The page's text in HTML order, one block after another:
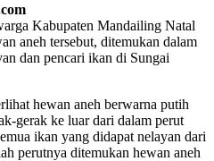
Kabupaten Mandailing Natal
aneh tersebut, ditemukan dalam
dan pencari ikan di Sungai
hewan aneh berwarna putih
gerak ke luar dari dalam perut
ikan yang didapat nelayan dari
perutnya ditemukan hewan aneh